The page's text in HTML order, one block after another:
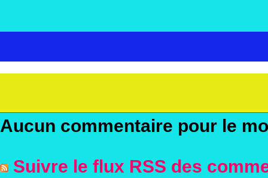
Aucun commentaire pour le
Suivre le flux RSS des